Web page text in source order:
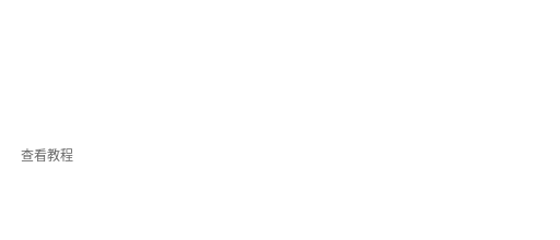
查看教程